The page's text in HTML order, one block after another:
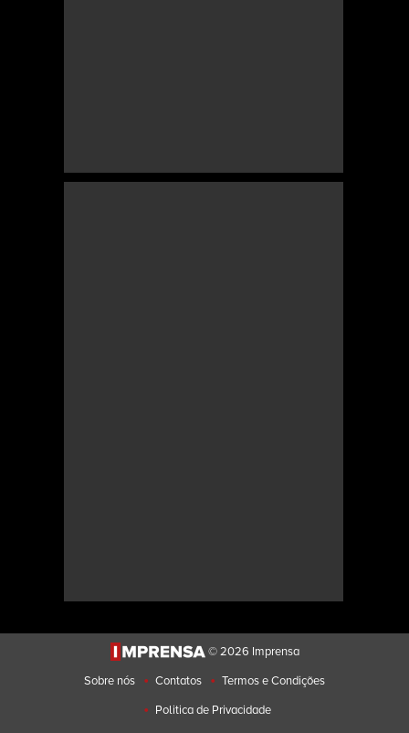
© 2026 Imprensa
Sobre nós
• Contatos • Termos e Condições
• Politica de Privacidade